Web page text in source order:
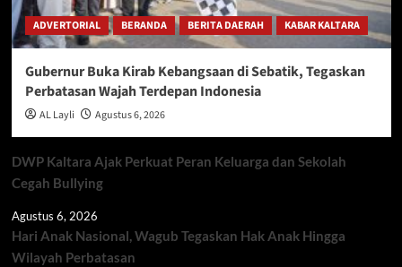
ADVERTORIAL BERANDA BERITA DAERAH KABAR KALTARA
Gubernur Buka Kirab Kebangsaan di Sebatik, Tegaskan
Perbatasan Wajah Terdepan Indonesia
AL Layli Agustus 6, 2026
DWP Kaltara Ajak Perkuat Peran Keluarga dan Sekolah
Cegah Bullying
Agustus 6, 2026
Hari Anak Nasional, Wagub Tegaskan Hak Anak Hingga
Wilayah Perbatasan